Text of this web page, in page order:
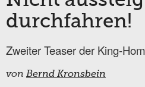
durchfahren!
Zweiter Teaser der King-
von Bernd Kronsbein